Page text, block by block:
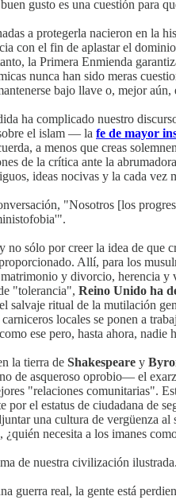
gusto es una cuestión para
a protegerla nacieron en la
con el fin de aplastar el
la Primera Enmienda
nunca han sido meras
bajo llave o, mejor aún,
ha complicado nuestro
el islam — la fe de mayor
a menos que creas
de la crítica ante la
ideas nocivas y la cada
"Nosotros [los
sólo por creer la idea de
Allí, para los
y divorcio, herencia y
"tolerancia", Reino Unido ha
salvaje ritual de la mutilación
locales se ponen a
ese pero, hasta ahora, nadie
la tierra de Shakespeare y
de asqueroso oprobio— el
"relaciones comunitarias".
por el estatus de ciudadana de
una cultura de vergüenza
necesita a los imanes
de nuestra civilización
guerra real, la gente está